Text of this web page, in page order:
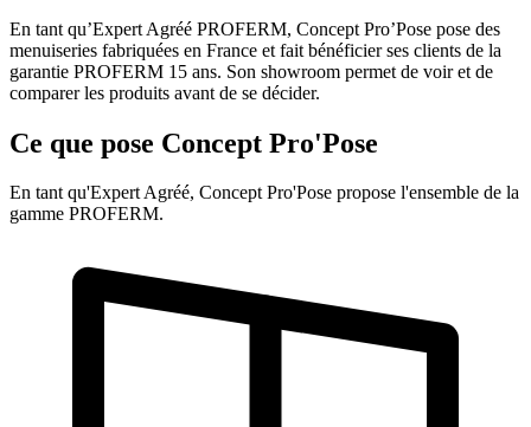
En tant qu’Expert Agréé PROFERM, Concept Pro’Pose pose des
menuiseries fabriquées en France et fait bénéficier ses clients de la
garantie PROFERM 15 ans. Son showroom permet de voir et de
comparer les produits avant de se décider.
Ce que pose Concept Pro'Pose
En tant qu'Expert Agréé, Concept Pro'Pose propose l'ensemble de la
gamme PROFERM.